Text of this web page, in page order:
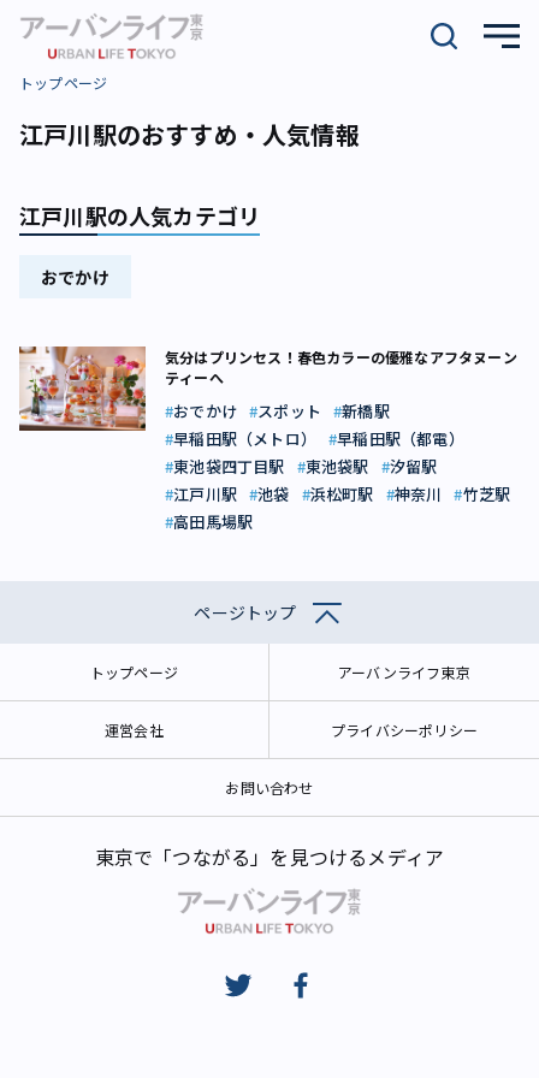
トップページ
江戸川駅のおすすめ・人気情報
江戸川駅の人気カテゴリ
おでかけ
気分はプリンセス！春色カラーの優雅なアフタヌーン
ティーへ
おでかけ スポット
新橋駅
早稲田駅（メトロ）
早稲田駅（都電）
東池袋四丁目駅
東池袋駅
汐留駅
江戸川駅
池袋 浜松町駅 神奈川
竹芝駅
高田馬場駅
ページトップ
トップページ アーバンライフ東京
運営会社 プライバシーポリシー
お問い合わせ
東京で「つながる」を見つけるメディア